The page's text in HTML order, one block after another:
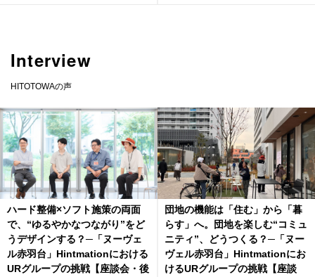
Interview
HITOTOWAの声
ハード整備×ソフト施策の両面
で、“ゆるやかなつながり”をど
うデザインする？─「ヌーヴェ
ル赤羽台」Hintmationにおける
URグループの挑戦【座談会・後
団地の機能は「住む」から「暮
らす」へ。団地を楽しむ“コミュ
ニティ”、どうつくる？─「ヌー
ヴェル赤羽台」Hintmationにお
けるURグループの挑戦【座談